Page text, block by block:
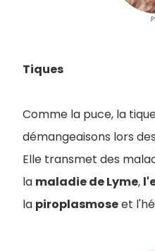
Tiques
Comme la puce, la
démangeaisons lors
Elle transmet des
la maladie de Lyme,
la piroplasmoseet